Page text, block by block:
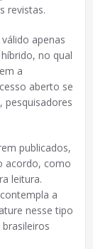
revistas.
apenas
no qual
a
aberto se
pesquisadores
publicados,
acordo, como
leitura.
a
nesse tipo